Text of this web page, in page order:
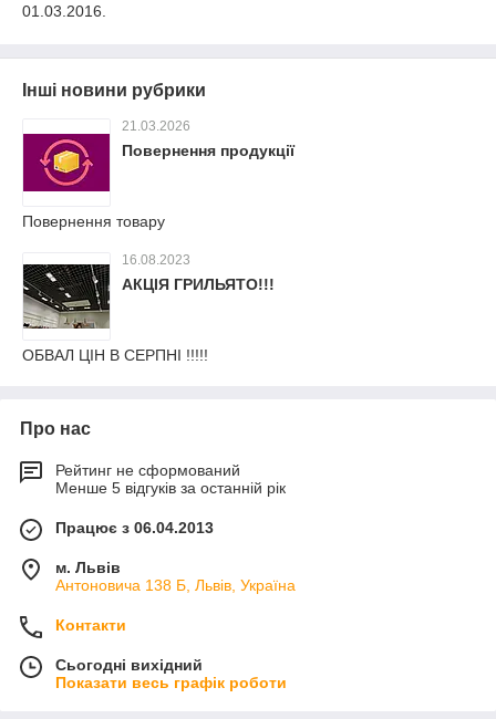
01.03.2016.
Інші новини рубрики
21.03.2026
Повернення продукції
Повернення товару
16.08.2023
АКЦІЯ ГРИЛЬЯТО!!!
ОБВАЛ ЦІН В СЕРПНІ !!!!!
Про нас
Рейтинг не сформований
Менше 5 відгуків за останній рік
Працює з 06.04.2013
м. Львів
Антоновича 138 Б, Львів, Україна
Контакти
Сьогодні вихідний
Показати весь графік роботи